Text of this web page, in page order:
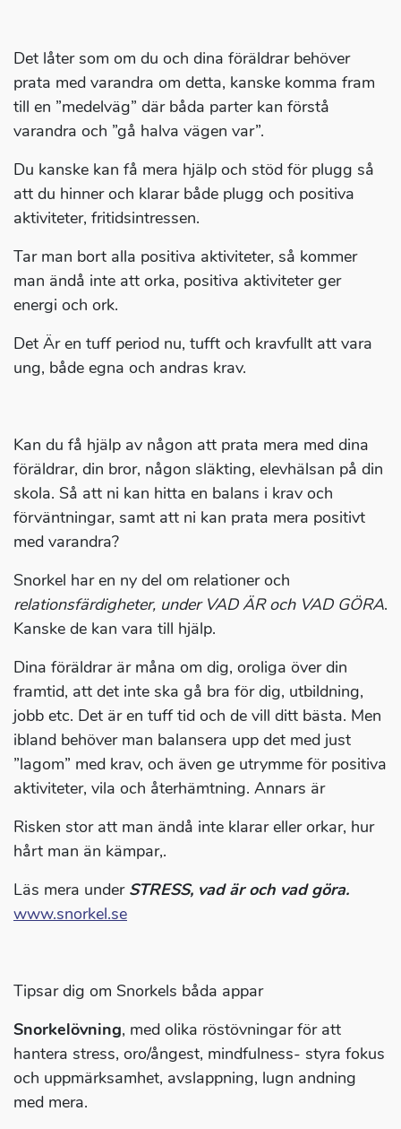
Det låter som om du och dina föräldrar behöver
prata med varandra om detta, kanske komma fram
till en ”medelväg” där båda parter kan förstå
varandra och ”gå halva vägen var”.
Du kanske kan få mera hjälp och stöd för plugg så
att du hinner och klarar både plugg och positiva
aktiviteter, fritidsintressen.
Tar man bort alla positiva aktiviteter, så kommer
man ändå inte att orka, positiva aktiviteter ger
energi och ork.
Det Är en tuff period nu, tufft och kravfullt att vara
ung, både egna och andras krav.
Kan du få hjälp av någon att prata mera med dina
föräldrar, din bror, någon släkting, elevhälsan på din
skola. Så att ni kan hitta en balans i krav och
förväntningar, samt att ni kan prata mera positivt
med varandra?
Snorkel har en ny del om relationer och
relationsfärdigheter, under VAD ÄR och VAD GÖRA.
Kanske de kan vara till hjälp.
Dina föräldrar är måna om dig, oroliga över din
framtid, att det inte ska gå bra för dig, utbildning,
jobb etc. Det är en tuff tid och de vill ditt bästa. Men
ibland behöver man balansera upp det med just
”lagom” med krav, och även ge utrymme för positiva
aktiviteter, vila och återhämtning. Annars är
Risken stor att man ändå inte klarar eller orkar, hur
hårt man än kämpar,.
Läs mera under STRESS, vad är och vad göra.
www.snorkel.se
Tipsar dig om Snorkels båda appar
Snorkelövning, med olika röstövningar för att
hantera stress, oro/ångest, mindfulness- styra fokus
och uppmärksamhet, avslappning, lugn andning
med mera.